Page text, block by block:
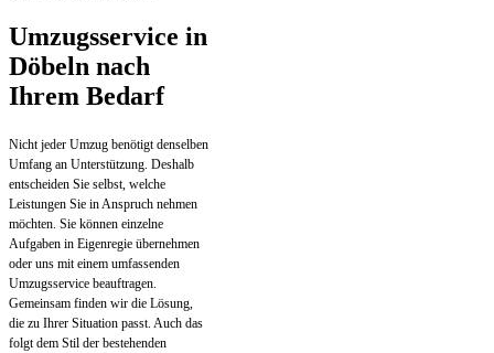
Umzugsservice in
Döbeln nach
Ihrem Bedarf
Nicht jeder Umzug benötigt denselben
Umfang an Unterstützung. Deshalb
entscheiden Sie selbst, welche
Leistungen Sie in Anspruch nehmen
möchten. Sie können einzelne
Aufgaben in Eigenregie übernehmen
oder uns mit einem umfassenden
Umzugsservice beauftragen.
Gemeinsam finden wir die Lösung,
die zu Ihrer Situation passt. Auch das
folgt dem Stil der bestehenden